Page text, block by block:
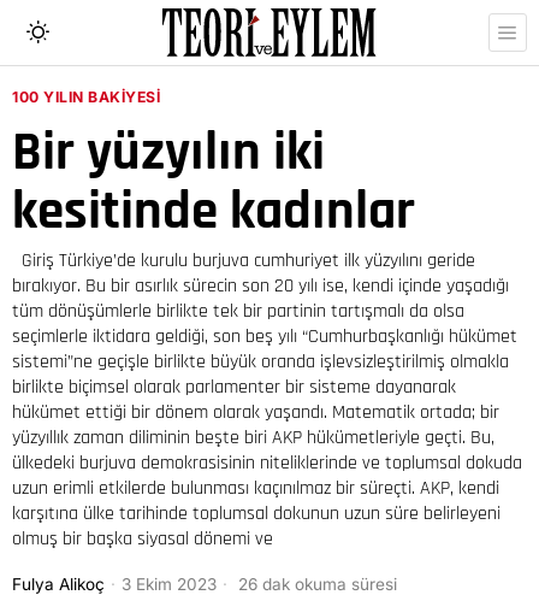
100 YILIN BAKIYESI
Bir yüzyılın iki
kesitinde kadınlar
Giriş Türkiye’de kurulu burjuva cumhuriyet ilk yüzyılını geride
bırakıyor. Bu bir asırlık sürecin son 20 yılı ise, kendi içinde yaşadığı
tüm dönüşümlerle birlikte tek bir partinin tartışmalı da olsa
seçimlerle iktidara geldiği, son beş yılı “Cumhurbaşkanlığı hükümet
sistemi”ne geçişle birlikte büyük oranda işlevsizleştirilmiş olmakla
birlikte biçimsel olarak parlamenter bir sisteme dayanarak
hükümet ettiği bir dönem olarak yaşandı. Matematik ortada; bir
yüzyıllık zaman diliminin beşte biri AKP hükümetleriyle geçti. Bu,
ülkedeki burjuva demokrasisinin niteliklerinde ve toplumsal dokuda
uzun erimli etkilerde bulunması kaçınılmaz bir süreçti. AKP, kendi
karşıtına ülke tarihinde toplumsal dokunun uzun süre belirleyeni
olmuş bir başka siyasal dönemi ve
Fulya Alikoç 3 Ekim 2023 26 dak okuma süresi